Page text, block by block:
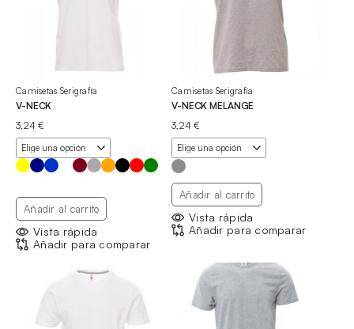
Camisetas Serigrafía
V-NECK
3,24€
Añadir al carrito
Vista rápida
Añadir para comparar
Camisetas Serigrafía
V-NECK MELANGE
3,24€
Añadir al carrito
Vista rápida
Añadir para comparar